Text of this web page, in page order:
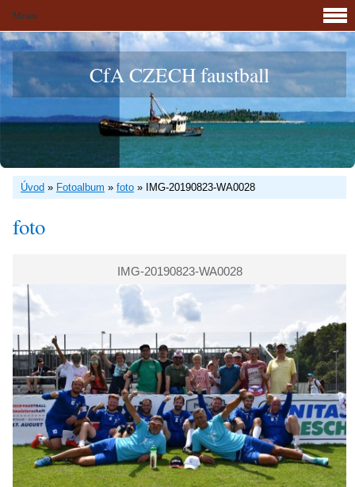
CfA CZECH faustball
Úvod » Fotoalbum » foto » IMG-20190823-WA0028
foto
IMG-20190823-WA0028
Menu